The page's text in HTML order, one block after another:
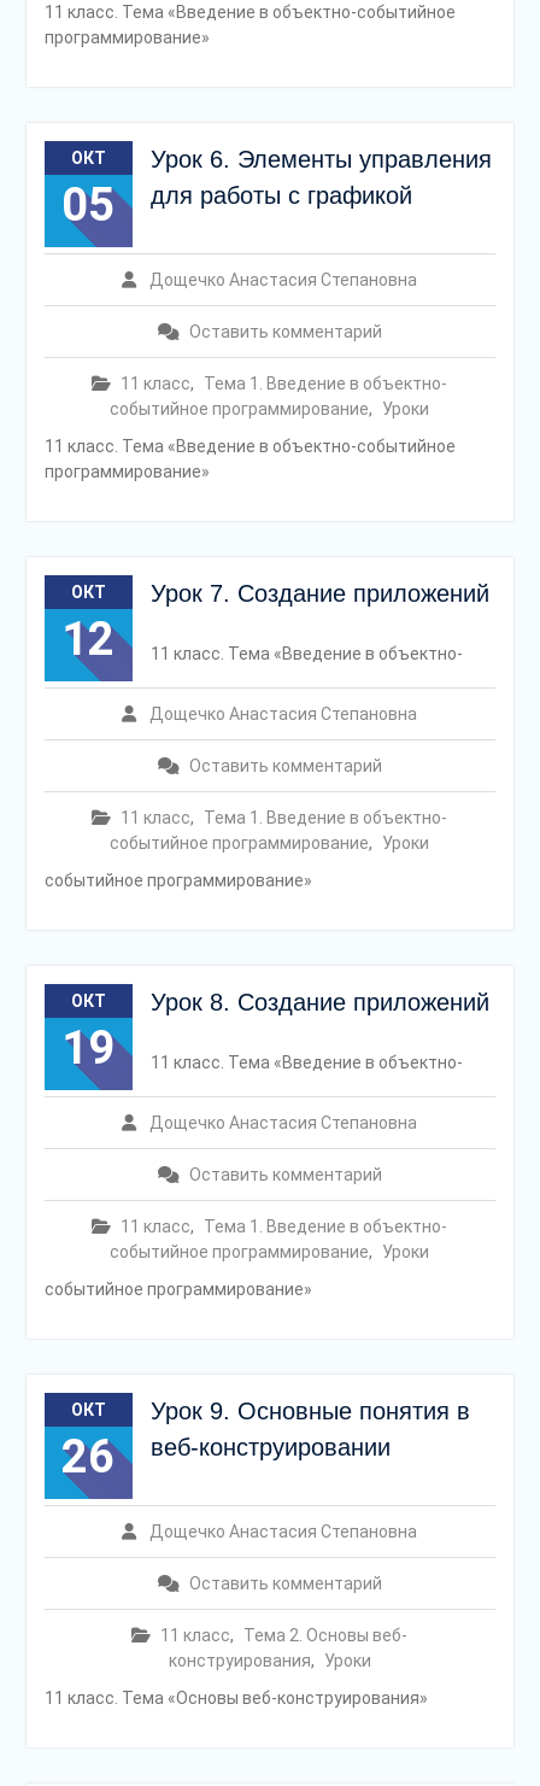
11 класс. Тема «Введение в объектно-событийное
программирование»
ОКТ
05
Урок 6. Элементы управления
для работы с графикой
Дощечко Анастасия Степановна
Оставить комментарий
11 класс,
Тема 1. Введение в объектно-
событийное программирование,
Уроки
11 класс. Тема «Введение в объектно-событийное
программирование»
ОКТ
12
Урок 7. Создание приложений
Дощечко Анастасия Степановна
Оставить комментарий
11 класс,
Тема 1. Введение в объектно-
событийное программирование, Уроки
11 класс. Тема «Введение в объектно-
событийное программирование»
ОКТ
19
Урок 8. Создание приложений
Дощечко Анастасия Степановна
Оставить комментарий
11 класс,
Тема 1. Введение в объектно-
событийное программирование, Уроки
11 класс. Тема «Введение в объектно-
событийное программирование»
ОКТ
26
Урок 9. Основные понятия в
веб-конструировании
Дощечко Анастасия Степановна
Оставить комментарий
11 класс,
Тема 2. Основы веб-
конструирования,
Уроки
11 класс. Тема «Основы веб-конструирования»